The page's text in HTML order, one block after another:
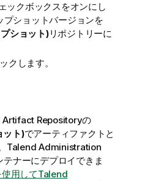
ックボックスをオンにし
ショットバージョンを
ショット)リポジトリーに
クします。
Artifact Repositoryの
ト)でアーティファクトと
Talend Administration
テナーにデプロイできま
用してTalend